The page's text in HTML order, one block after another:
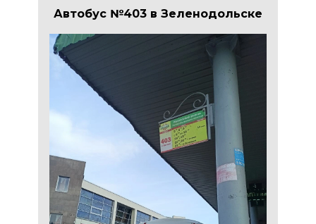
Автобус №403 в Зеленодольске